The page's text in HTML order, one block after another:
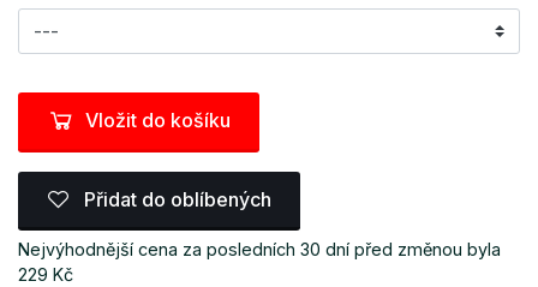
Vložit do košíku
Přidat do oblíbených
Nejvýhodnější cena za posledních 30 dní před změnou byla
229 Kč